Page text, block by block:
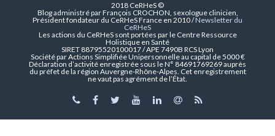
2018 CeRHeS ©
Blog administré par François CROCHON, sexologue clinicien,
Président fondateur du CeRHeS France en 2010 /Newsletter du
CeRHeS
Les actions du CeRHeS sont portées par le Centre Ressource
Holistique en Santé
SIRET 88795520100017 / APE 7490B RCS Lyon
Société par Actions Simplifiée Unipersonnelle au capital de 5000 €
Déclaration d’activité enregistrée sous le N° 84691769269 auprès
du préfet de la région Auvergne-Rhône-Alpes. Cet enregistrement
ne vaut pas agrément de l’État.